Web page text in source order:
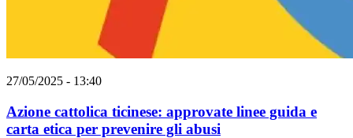
27/05/2025 - 13:40
Azione cattolica ticinese: approvate linee guida e
carta etica per prevenire gli abusi